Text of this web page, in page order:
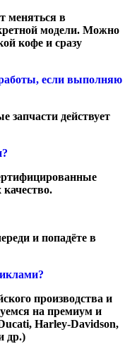
меняться в
модели. Можно
кофе и сразу
если выполняю
запчасти действует
и попадёте в
производства и
на премиум и
Harley-Davidson,
др.)